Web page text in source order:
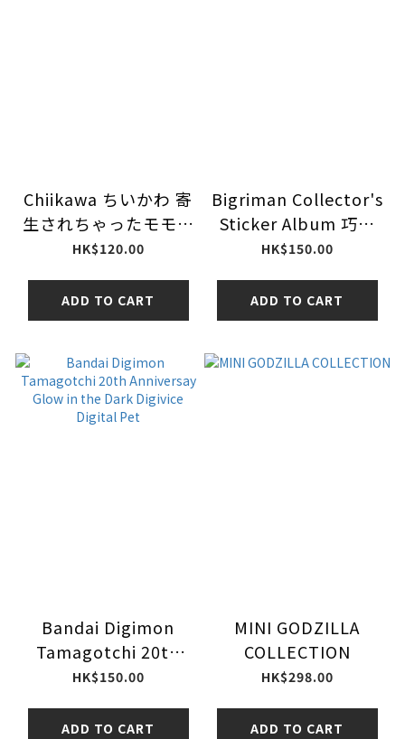
Chiikawa ちいかわ 寄
生されちゃったモモン
ガマスコット
HK$120.00
ADD TO CART
Bigriman Collector's
Sticker Album 巧克
力·密封晶圆等文件
藏 可套子
48mm/52mm (黑色)
HK$150.00
ADD TO CART
Bandai Digimon
Tamagotchi 20th
Anniversay Glow in
Digital Pet
HK$150.00
ADD TO CART
MINI GODZILLA
COLLECTION
HK$298.00
ADD TO CART